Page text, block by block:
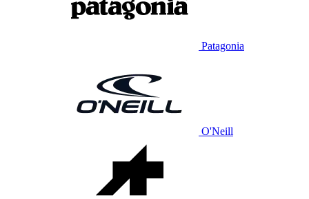
Patagonia
O'Neill